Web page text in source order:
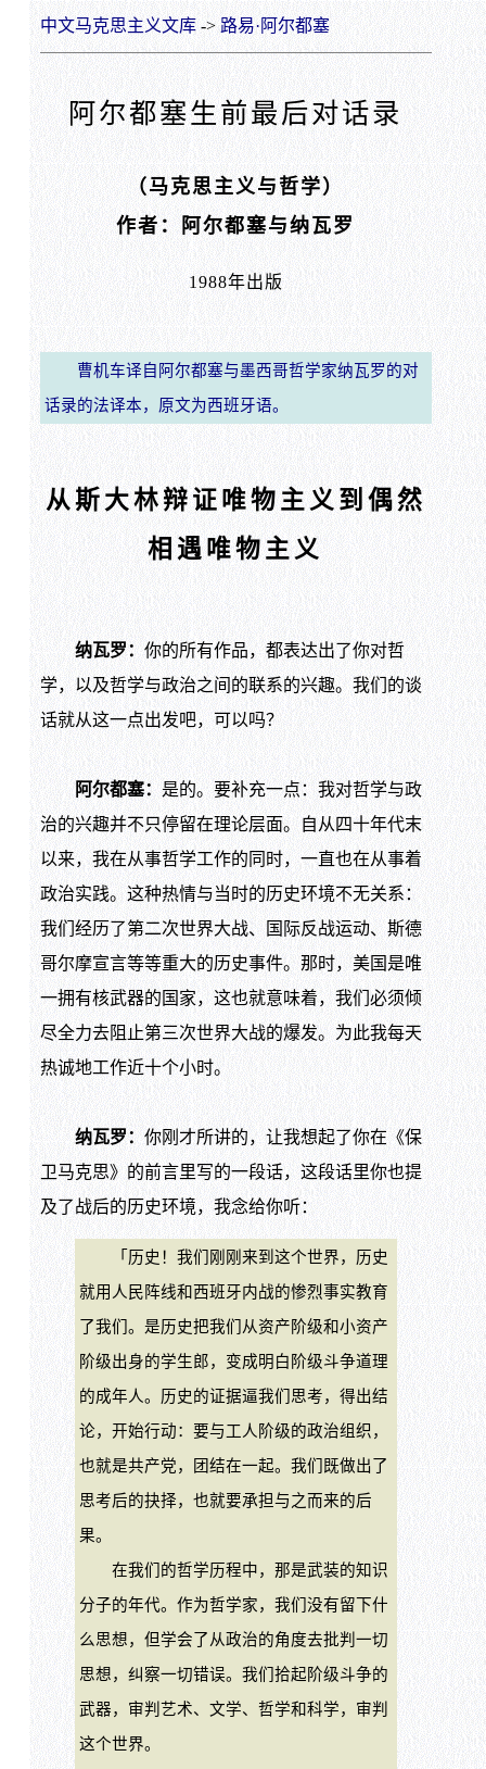
中文马克思主义文库-> 路易·阿尔都塞
阿尔都塞生前最后对话录
（马克思主义与哲学）
作者：阿尔都塞与纳瓦罗
1988年出版
曹机车译自阿尔都塞与墨西哥哲学家纳瓦罗的对
话录的法译本，原文为西班牙语。
从斯大林辩证唯物主义到偶然
相遇唯物主义
纳瓦罗： 你的所有作品，都表达出了你对哲
学，以及哲学与政治之间的联系的兴趣。我们的谈
话就从这一点出发吧，可以吗？
阿尔都塞： 是的。要补充一点：我对哲学与政
治的兴趣并不只停留在理论层面。自从四十年代末
以来，我在从事哲学工作的同时，一直也在从事着
政治实践。这种热情与当时的历史环境不无关系：
我们经历了第二次世界大战、国际反战运动、斯德
哥尔摩宣言等等重大的历史事件。那时，美国是唯
一拥有核武器的国家，这也就意味着，我们必须倾
尽全力去阻止第三次世界大战的爆发。为此我每天
热诚地工作近十个小时。
纳瓦罗： 你刚才所讲的，让我想起了你在《保
卫马克思》的前言里写的一段话，这段话里你也提
及了战后的历史环境，我念给你听：
「历史！我们刚刚来到这个世界，历史
就用人民阵线和西班牙内战的惨烈事实教育
了我们。是历史把我们从资产阶级和小资产
阶级出身的学生郎，变成明白阶级斗争道理
的成年人。历史的证据逼我们思考，得出结
论，开始行动：要与工人阶级的政治组织，
也就是共产党，团结在一起。我们既做出了
思考后的抉择，也就要承担与之而来的后
果。
在我们的哲学历程中，那是武装的知识
分子的年代。作为哲学家，我们没有留下什
么思想，但学会了从政治的角度去批判一切
思想，纠察一切错误。我们拾起阶级斗争的
武器，审判艺术、文学、哲学和科学，审判
这个世界。